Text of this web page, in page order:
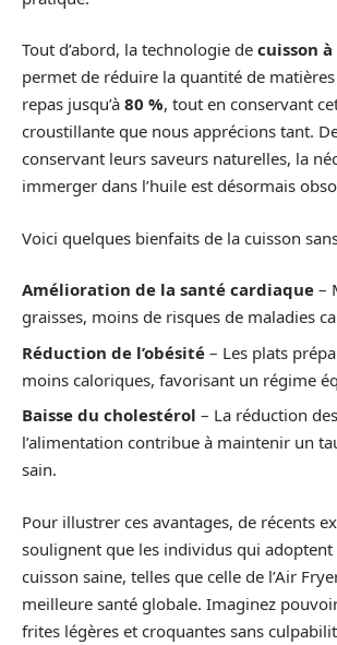
Tout d’abord, la technologie de cuisson à
permet de réduire la quantité de
repas jusqu’à 80 %, tout en conservant
croustillante que nous apprécions tant.
conservant leurs saveurs naturelles, la
immerger dans l’huile est désormais
Voici quelques bienfaits de la cuisson
Amélioration de la santé cardiaque –
graisses, moins de risques de maladies
Réduction de l’obésité – Les plats
moins caloriques, favorisant un régime
Baisse du cholestérol – La réduction
l’alimentation contribue à maintenir un
sain.
Pour illustrer ces avantages, de récents
soulignent que les individus qui adoptent
cuisson saine, telles que celle de l’Air
meilleure santé globale. Imaginez
frites légères et croquantes sans